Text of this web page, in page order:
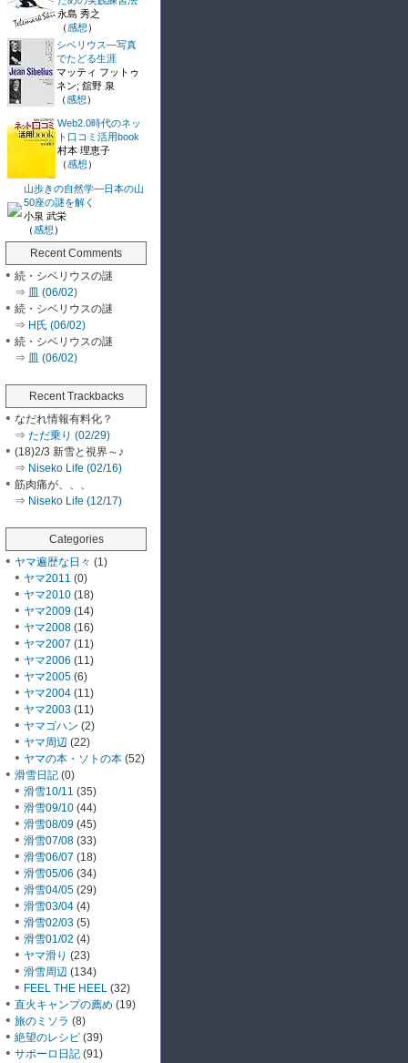
永島 秀之
（感想）
シベリウス―写真
でたどる生涯
マッティ フットゥ
ネン; 舘野 泉
（感想）
Web2.0時代のネッ
ト口コミ活用book
村本 理恵子
（感想）
山歩きの自然学―日本の山
50座の謎を解く
小泉 武栄
（感想）
Recent Comments
続・シベリウスの謎
⇒ 皿 (06/02)
続・シベリウスの謎
⇒ H氏 (06/02)
続・シベリウスの謎
⇒ 皿 (06/02)
Recent Trackbacks
なだれ情報有料化？
⇒ ただ乗り (02/29)
(18)2/3 新雪と視界～♪
⇒ Niseko Life (02/16)
筋肉痛が、、、
⇒ Niseko Life (12/17)
Categories
ヤマ遍歴な日々 (1)
ヤマ2011 (0)
ヤマ2010 (18)
ヤマ2009 (14)
ヤマ2008 (16)
ヤマ2007 (11)
ヤマ2006 (11)
ヤマ2005 (6)
ヤマ2004 (11)
ヤマ2003 (11)
ヤマゴハン (2)
ヤマ周辺 (22)
ヤマの本・ソトの本 (52)
滑雪日記 (0)
滑雪10/11 (35)
滑雪09/10 (44)
滑雪08/09 (45)
滑雪07/08 (33)
滑雪06/07 (18)
滑雪05/06 (34)
滑雪04/05 (29)
滑雪03/04 (4)
滑雪02/03 (5)
滑雪01/02 (4)
ヤマ滑り (23)
滑雪周辺 (134)
FEEL THE HEEL (32)
直火キャンプの薦め (19)
旅のミソラ (8)
絶望のレシピ (39)
サポーロ日記 (91)